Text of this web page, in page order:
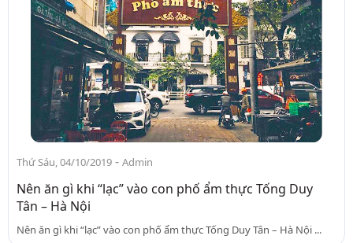
Thứ Sáu, 04/10/2019 - Admin
Nên ăn gì khi “lạc” vào con phố ẩm thực Tống Duy
Tân – Hà Nội
Nên ăn gì khi “lạc” vào con phố ẩm thực Tống Duy Tân – Hà Nội ...